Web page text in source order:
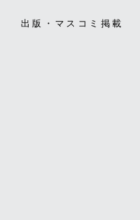
出版・マスコミ掲載